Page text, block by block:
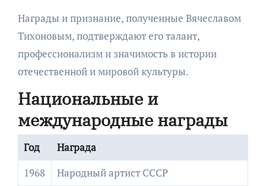
Награды и признание, полученные Вячеславом
Тихоновым, подтверждают его талант,
профессионализм и значимость в истории
отечественной и мировой культуры.
Национальные и
международные награды
Год
Награда
1968
Народный артист СССР